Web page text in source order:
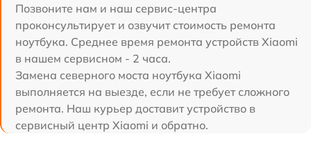
Позвоните нам и наш сервис-центра
проконсультирует и озвучит стоимость ремонта
ноутбука. Среднее время ремонта устройств Xiaomi
в нашем сервисном - 2 часа.
Замена северного моста ноутбука Xiaomi
выполняется на выезде, если не требует сложного
ремонта. Наш курьер доставит устройство в
сервисный центр Xiaomi и обратно.